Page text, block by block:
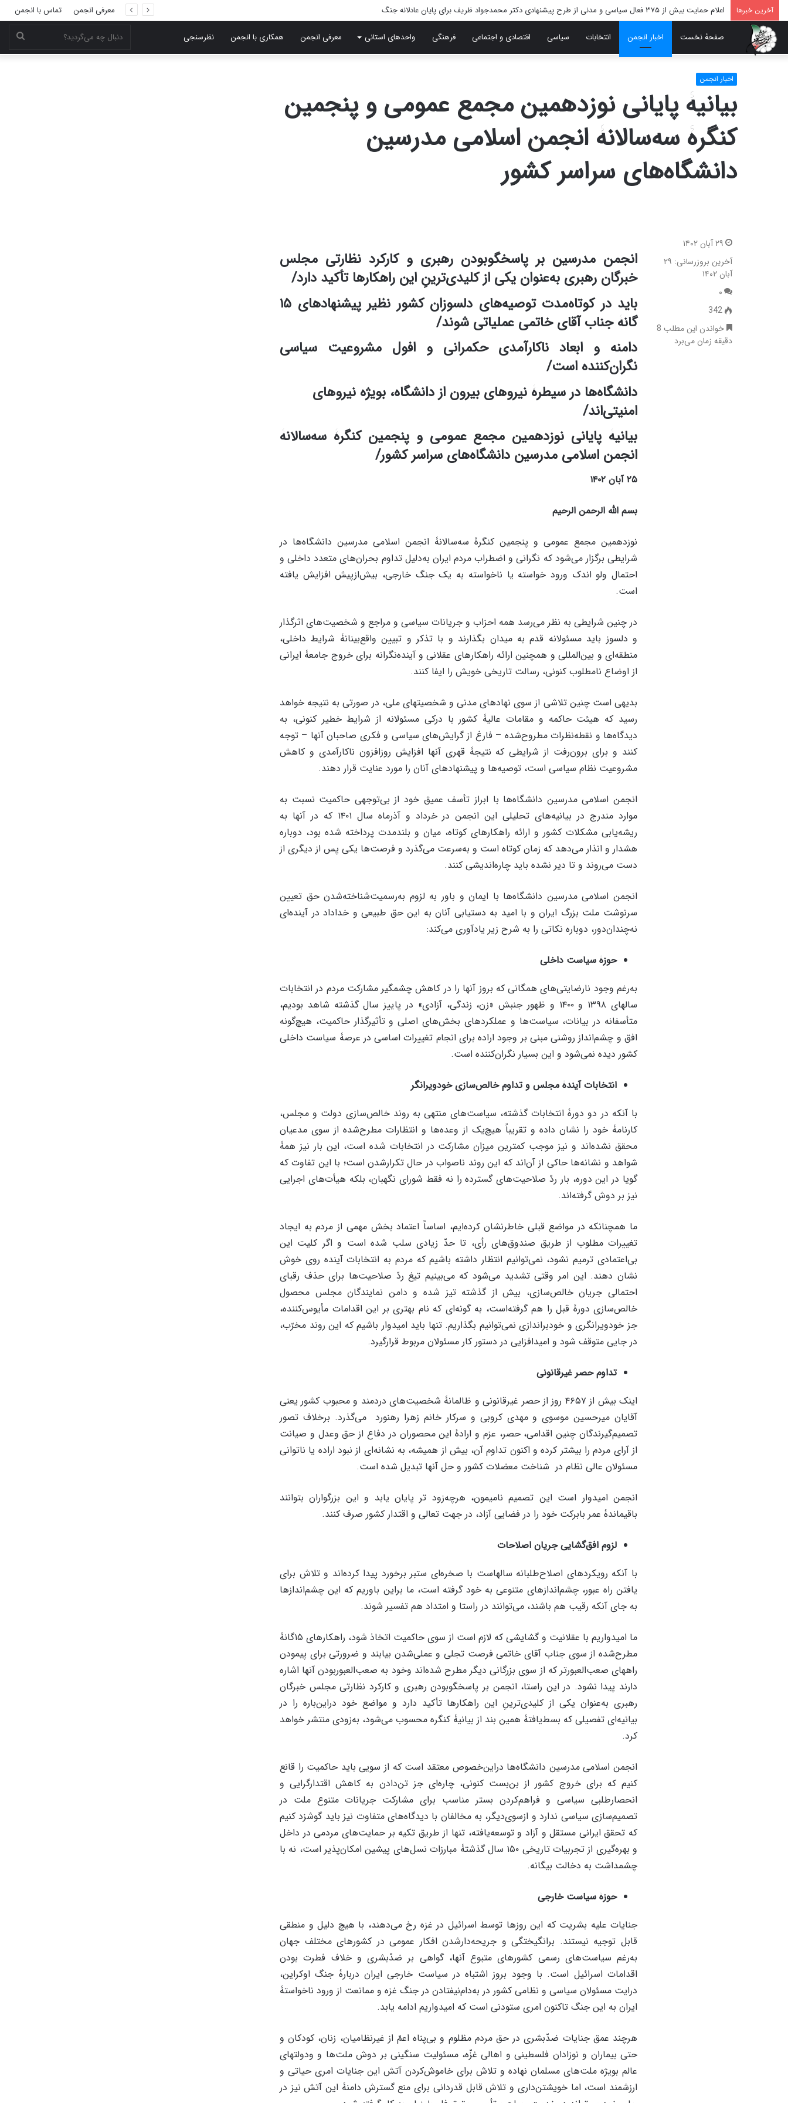
آخرین خبرها اعلام حمایت بیش از ۳۷۵ فعال سیاسی و مدنی از طرح پیشنهادی دکتر محمدجواد ظریف برای پایان عادلانه جنگ معرفی انجمن تماس با انجمن
صفحۀ نخست اخبار انجمن انتخابات سیاسی اقتصادی و اجتماعی فرهنگی واحدهای استانی معرفی انجمن همکاری با انجمن نظرسنجی
اخبار انجمن
بیانیۀ پایانی نوزدهمین مجمع عمومی و پنجمین
کنگرۀ سه‌سالانۀ انجمن اسلامی مدرسین
دانشگاه‌های سراسر کشور
انجمن مدرسین بر پاسخگوبودن رهبری و کارکرد نظارتی مجلس
خبرگان رهبری به‌عنوان یکی از کلیدی‌ترینِ این راهکارها تأکید دارد/
باید در کوتاه‌مدت توصیه‌های دلسوزان کشور نظیر پیشنهادهای ۱۵
گانۀ جناب آقای خاتمی عملیاتی شوند/
دامنه و ابعاد ناکارآمدی حکمرانی و افول مشروعیت سیاسی
نگران‌کننده است/
دانشگاه‌ها در سیطرۀ نیروهای بیرون از دانشگاه، بویژه نیروهای
امنیتی‌اند/
بیانیۀ پایانی نوزدهمین مجمع عمومی و پنجمین کنگرۀ سه‌سالانۀ
انجمن اسلامی مدرسین دانشگاه‌های سراسر کشور/
۲۵ آبان ۱۴۰۲
بسم الله الرحمن الرحیم
نوزدهمین مجمع عمومی و پنجمین کنگرۀ سه‌سالانۀ انجمن اسلامی مدرسین دانشگاه‌ها در
شرایطی برگزار می‌شود که نگرانی و اضطراب مردم ایران به‌دلیل تداوم بحران‌های متعدد داخلی و
احتمال ولو اندک ورود خواسته یا ناخواسته به یک جنگ خارجی، بیش‌ازپیش افزایش یافته
است.
در چنین شرایطی به نظر می‌رسد همه احزاب و جریانات سیاسی و مراجع و شخصیت‌های اثرگذار
و دلسوز باید مسئولانه قدم به میدان بگذارند و با تذکر و تبیین واقع‌بینانۀ شرایط داخلی،
منطقه‌ای و بین‌المللی و همچنین ارائه راهکارهای عقلانی و آینده‌نگرانه برای خروج جامعۀ ایرانی
از اوضاع نامطلوب کنونی، رسالت تاریخی خویش را ایفا کنند.
بدیهی است چنین تلاشی از سوی نهادهای مدنی و شخصیتهای ملی، در صورتی به نتیجه خواهد
رسید که هیئت حاکمه و مقامات عالیۀ کشور با درکی مسئولانه از شرایط خطیر کنونی، به
دیدگاه‌ها و نقطه‌نظرات مطروح‌شده – فارغ از گرایش‌های سیاسی و فکری صاحبان آنها – توجه
کنند و برای برون‌رفت از شرایطی که نتیجۀ قهری آنها افزایش روزافزون ناکارآمدی و کاهش
مشروعیت نظام سیاسی است، توصیه‌ها و پیشنهادهای آنان را مورد عنایت قرار دهند.
انجمن اسلامی مدرسین دانشگاه‌ها با ابراز تأسف عمیق خود از بی‌توجهی حاکمیت نسبت به
موارد مندرج در بیانیه‌های تحلیلی این انجمن در خرداد و آذرماه سال ۱۴۰۱ که در آنها به
ریشه‌یابی مشکلات کشور و ارائه راهکارهای کوتاه، میان و بلندمدت پرداخته شده بود، دوباره
هشدار و انذار می‌دهد که زمان کوتاه است و به‌سرعت می‌گذرد و فرصت‌ها یکی پس از دیگری از
دست می‌روند و تا دیر نشده باید چاره‌اندیشی کنند.
انجمن اسلامی مدرسین دانشگاه‌ها با ایمان و باور به لزوم به‌رسمیت‌شناخته‌شدن حق تعیین
سرنوشت ملت بزرگ ایران و با امید به دستیابی آنان به این حق طبیعی و خداداد در آینده‌ای
نه‌چندان‌دور، دوباره نکاتی را به شرح زیر یادآوری می‌کند:
حوزۀ سیاست داخلی
به‌رغم وجود نارضایتی‌های همگانی که بروز آنها را در کاهش چشمگیر مشارکت مردم در انتخابات
سالهای ۱۳۹۸ و ۱۴۰۰ و ظهور جنبش «زن، زندگی، آزادی» در پاییز سال گذشته شاهد بودیم،
متأسفانه در بیانات، سیاست‌ها و عملکردهای بخش‌های اصلی و تأثیرگذار حاکمیت، هیچ‌گونه
افق و چشم‌انداز روشنی مبنی بر وجود اراده برای انجام تغییرات اساسی در عرصۀ سیاست داخلی
کشور دیده نمی‌شود و این بسیار نگران‌کننده است.
انتخابات آیندۀ مجلس و تداوم خالص‌سازی خودویرانگر
با آنکه در دو دورۀ انتخابات گذشته، سیاست‌های منتهی به روند خالص‌سازی دولت و مجلس،
کارنامۀ خود را نشان داده و تقریباً هیچ‌یک از وعده‌ها و انتظارات مطرح‌شده از سوی مدعیان
محقق نشده‌اند و نیز موجب کمترین میزان مشارکت در انتخابات شده است، این بار نیز همۀ
شواهد و نشانه‌ها حاکی از آن‌اند که این روند ناصواب در حال تکرارشدن است؛ با این تفاوت که
گویا در این دوره، بار ردّ صلاحیت‌های گسترده را نه فقط شورای نگهبان، بلکه هیأت‌های اجرایی
نیز بر دوش گرفته‌اند.
ما همچنانکه در مواضع قبلی خاطرنشان کرده‌ایم، اساساً اعتماد بخش مهمی از مردم به ایجاد
تغییرات مطلوب از طریق صندوق‌های رأی، تا حدّ زیادی سلب شده است و اگر کلیت این
بی‌اعتمادی ترمیم نشود، نمی‌توانیم انتظار داشته باشیم که مردم به انتخابات آینده روی خوش
نشان دهند. این امر وقتی تشدید می‌شود که می‌بینیم تیغ ردّ صلاحیت‌ها برای حذف رقبای
احتمالی جریان خالص‌سازی، بیش از گذشته تیز شده و دامن نمایندگان مجلس محصول
خالص‌سازی دورۀ قبل را هم گرفته‌است، به گونه‌ای که نام بهتری بر این اقدامات مأیوس‌کننده،
جز خودویرانگری و خودبراندازی نمی‌توانیم بگذاریم. تنها باید امیدوار باشیم که این روند مخرّب،
در جایی متوقف شود و امیدافزایی در دستور کار مسئولان مربوط قرارگیرد.
تداوم حصر غیرقانونی
اینک بیش از ۴۶۵۷ روز از حصر غیرقانونی و ظالمانۀ شخصیت‌های دردمند و محبوب کشور یعنی
آقایان میرحسین موسوی و مهدی کروبی و سرکار خانم زهرا رهنورد می‌گذرد. برخلاف تصور
تصمیم‌گیرندگان چنین اقدامی، حصر، عزم و ارادۀ این محصوران در دفاع از حق وعدل و صیانت
از آرای مردم را بیشتر کرده و اکنون تداوم آن، بیش از همیشه، به نشانه‌ای از نبود اراده یا ناتوانی
مسئولان عالی نظام در شناخت معضلات کشور و حل آنها تبدیل شده است.
انجمن امیدوار است این تصمیم نامیمون، هرچه‌زود تر پایان یابد و این بزرگواران بتوانند
باقیماندۀ عمر بابرکت خود را در فضایی آزاد، در جهت تعالی و اقتدار کشور صرف کنند.
لزوم افق‌گشایی جریان اصلاحات
با آنکه رویکردهای اصلاح‌طلبانه سالهاست با صخره‌ای ستبر برخورد پیدا کرده‌اند و تلاش برای
یافتن راه عبور، چشم‌اندازهای متنوعی به خود گرفته است، ما براین باوریم که این چشم‌اندا‌زها
به جای آنکه رقیب هم باشند، می‌توانند در راستا و امتداد هم تفسیر شوند.
ما امیدواریم با عقلانیت و گشایشی که لازم است از سوی حاکمیت اتخاذ شود، راهکارهای ۱۵گانۀ
مطرح‌شده از سوی جناب آقای خاتمی فرصت تجلی و عملی‌شدن بیابند و ضرورتی برای پیمودن
راههای صعب‌العبورتر که از سوی بزرگانی دیگر مطرح شده‌اند وخود به صعب‌العبوربودن آنها اشاره
دارند پیدا نشود. در این راستا، انجمن بر پاسخگوبودن رهبری و کارکرد نظارتی مجلس خبرگان
رهبری به‌عنوان یکی از کلیدی‌ترینِ این راهکارها تأکید دارد و مواضع خود دراین‌باره را در
بیانیه‌ای تفصیلی که بسط‌یافتۀ همین بند از بیانیۀ کنگره محسوب می‌شود، به‌زودی منتشر خواهد
کرد.
انجمن اسلامی مدرسین دانشگاه‌ها دراین‌خصوص معتقد است که از سویی باید حاکمیت را قانع
کنیم که برای خروج کشور از بن‌بست کنونی، چاره‌ای جز تن‌دادن به کاهش اقتدارگرایی و
انحصارطلبی سیاسی و فراهم‌کردن بستر مناسب برای مشارکت جریانات متنوع ملت در
تصمیم‌سازی سیاسی ندارد و ازسوی‌دیگر، به مخالفان با دیدگاه‌های متفاوت نیز باید گوشزد کنیم
که تحقق ایرانی مستقل و آزاد و توسعه‌یافته، تنها از طریق تکیه بر حمایت‌های مردمی در داخل
و بهره‌گیری از تجربیات تاریخی ۱۵۰ سال گذشتۀ مبارزات نسل‌های پیشین امکان‌پذیر است، نه با
چشمداشت به دخالت بیگانه.
حوزۀ سیاست خارجی
جنایات علیه بشریت که این روزها توسط اسرائیل در غزه رخ می‌دهند، با هیچ دلیل و منطقی
قابل توجیه نیستند. برانگیختگی و جریحه‌دارشدن افکار عمومی در کشورهای مختلف جهان
به‌رغم سیاست‌های رسمی کشورهای متبوع آنها، گواهی بر ضدّبشری و خلاف فطرت بودن
اقدامات اسرائیل است. با وجود بروز اشتباه در سیاست خارجی ایران دربارۀ جنگ اوکراین،
درایت مسئولان سیاسی و نظامی کشور در به‌دام‌نیفتادن در جنگ غزه و ممانعت از ورود ناخواستۀ
ایران به این جنگ تاکنون امری ستودنی است که امیدواریم ادامه یابد.
هرچند عمق جنایات ضدّبشری در حق مردم مظلوم و بی‌پناه اعمّ از غیرنظامیان، زنان، کودکان و
حتی بیماران و نوزادان فلسطینی و اهالی غزّه، مسئولیت سنگینی بر دوش ملت‌ها و ودولتهای
عالم بویژه ملت‌های مسلمان نهاده و تلاش برای خاموش‌کردن آتش این جنایات امری حیاتی و
ارزشمند است، اما خویشتن‌داری و تلاش قابل‌ قدردانی برای منع گسترش دامنۀ این آتش نیز در
۲۹ آبان ۱۴۰۲
آخرین بروزرسانی: ۲۹
آبان ۱۴۰۲
۰
342
خواندن این مطلب 8
دقیقه زمان می‌برد